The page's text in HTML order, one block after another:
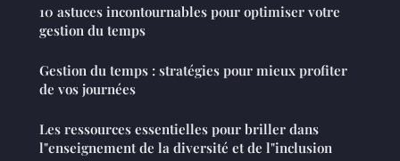
10 astuces incontournables pour optimiser votre
gestion du temps
Gestion du temps : stratégies pour mieux profiter
de vos journées
Les ressources essentielles pour briller dans
l"enseignement de la diversité et de l"inclusion